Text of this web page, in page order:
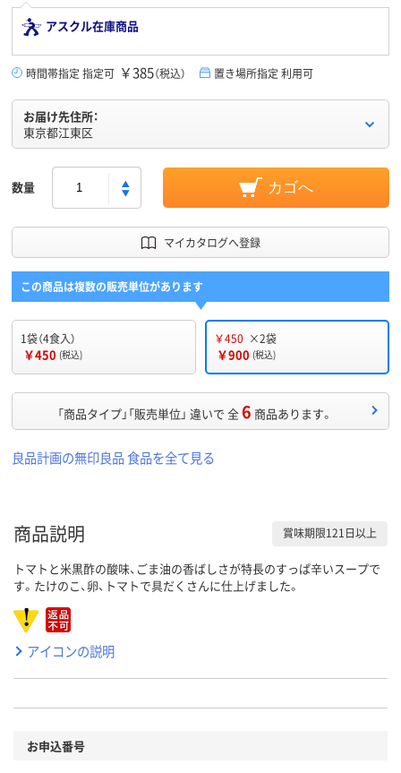
アスクル在庫商品
時間帯指定 指定可 ￥385（税込） 置き場所指定 利用可
お届け先住所：
東京都江東区
数量 カゴへ
マイカタログへ登録
この商品は複数の販売単位があります
1袋（4食入）
￥450 (税込)
￥450 ×2袋
￥900 (税込)
「商品タイプ」「販売単位」 違いで 全6 商品あります。
良品計画の無印良品 食品を全て見る
商品説明 賞味期限121日以上
トマトと米黒酢の酸味、ごま油の香ばしさが特長のすっぱ辛いスープで
す。たけのこ、卵、トマトで具だくさんに仕上げました。
アイコンの説明
お申込番号